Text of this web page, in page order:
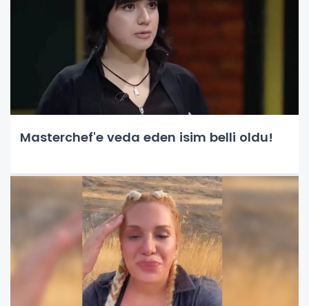
Masterchef'e veda eden isim belli oldu!